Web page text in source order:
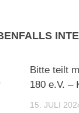
Bitte teilt
180 e.V. –
15. JULI